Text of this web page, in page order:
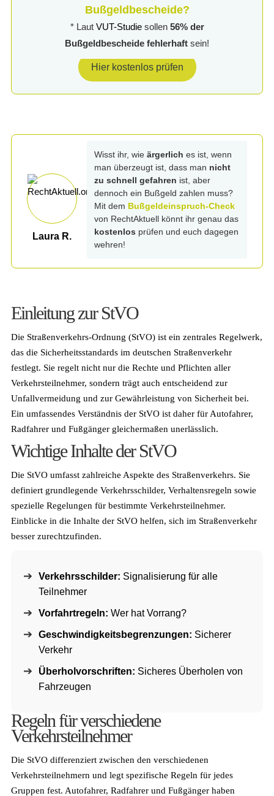
Bußgeldbescheide?
* Laut VUT-Studiesollen 56% der
Bußgeldbescheide fehlerhaft sein!
Hier kostenlos prüfen
Laura R.
Wisst ihr, wie ärgerlich es ist, wenn
man überzeugt ist, dass man nicht
zu schnell gefahren ist, aber
dennoch ein Bußgeld zahlen muss?
Mit dem Bußgeldeinspruch-Check
von RechtAktuell könnt ihr genau das
kostenlos prüfen und euch dagegen
wehren!
Einleitung zur StVO
Die Straßenverkehrs-Ordnung (StVO) ist ein zentrales Regelwerk,
das die Sicherheitsstandards im deutschen Straßenverkehr
festlegt. Sie regelt nicht nur die Rechte und Pflichten aller
Verkehrsteilnehmer, sondern trägt auch entscheidend zur
Unfallvermeidung und zur Gewährleistung von Sicherheit bei.
Ein umfassendes Verständnis der StVO ist daher für Autofahrer,
Radfahrer und Fußgänger gleichermaßen unerlässlich.
Wichtige Inhalte der StVO
Die StVO umfasst zahlreiche Aspekte des Straßenverkehrs. Sie
definiert grundlegende Verkehrsschilder, Verhaltensregeln sowie
spezielle Regelungen für bestimmte Verkehrsteilnehmer.
Einblicke in die Inhalte der StVO helfen, sich im Straßenverkehr
besser zurechtzufinden.
Verkehrsschilder: Signalisierung für alle
Teilnehmer
Vorfahrtregeln: Wer hat Vorrang?
Geschwindigkeitsbegrenzungen: Sicherer
Verkehr
Überholvorschriften: Sicheres Überholen von
Fahrzeugen
Regeln für verschiedene
Verkehrsteilnehmer
Die StVO differenziert zwischen den verschiedenen
Verkehrsteilnehmern und legt spezifische Regeln für jedes
Gruppen fest. Autofahrer, Radfahrer und Fußgänger haben